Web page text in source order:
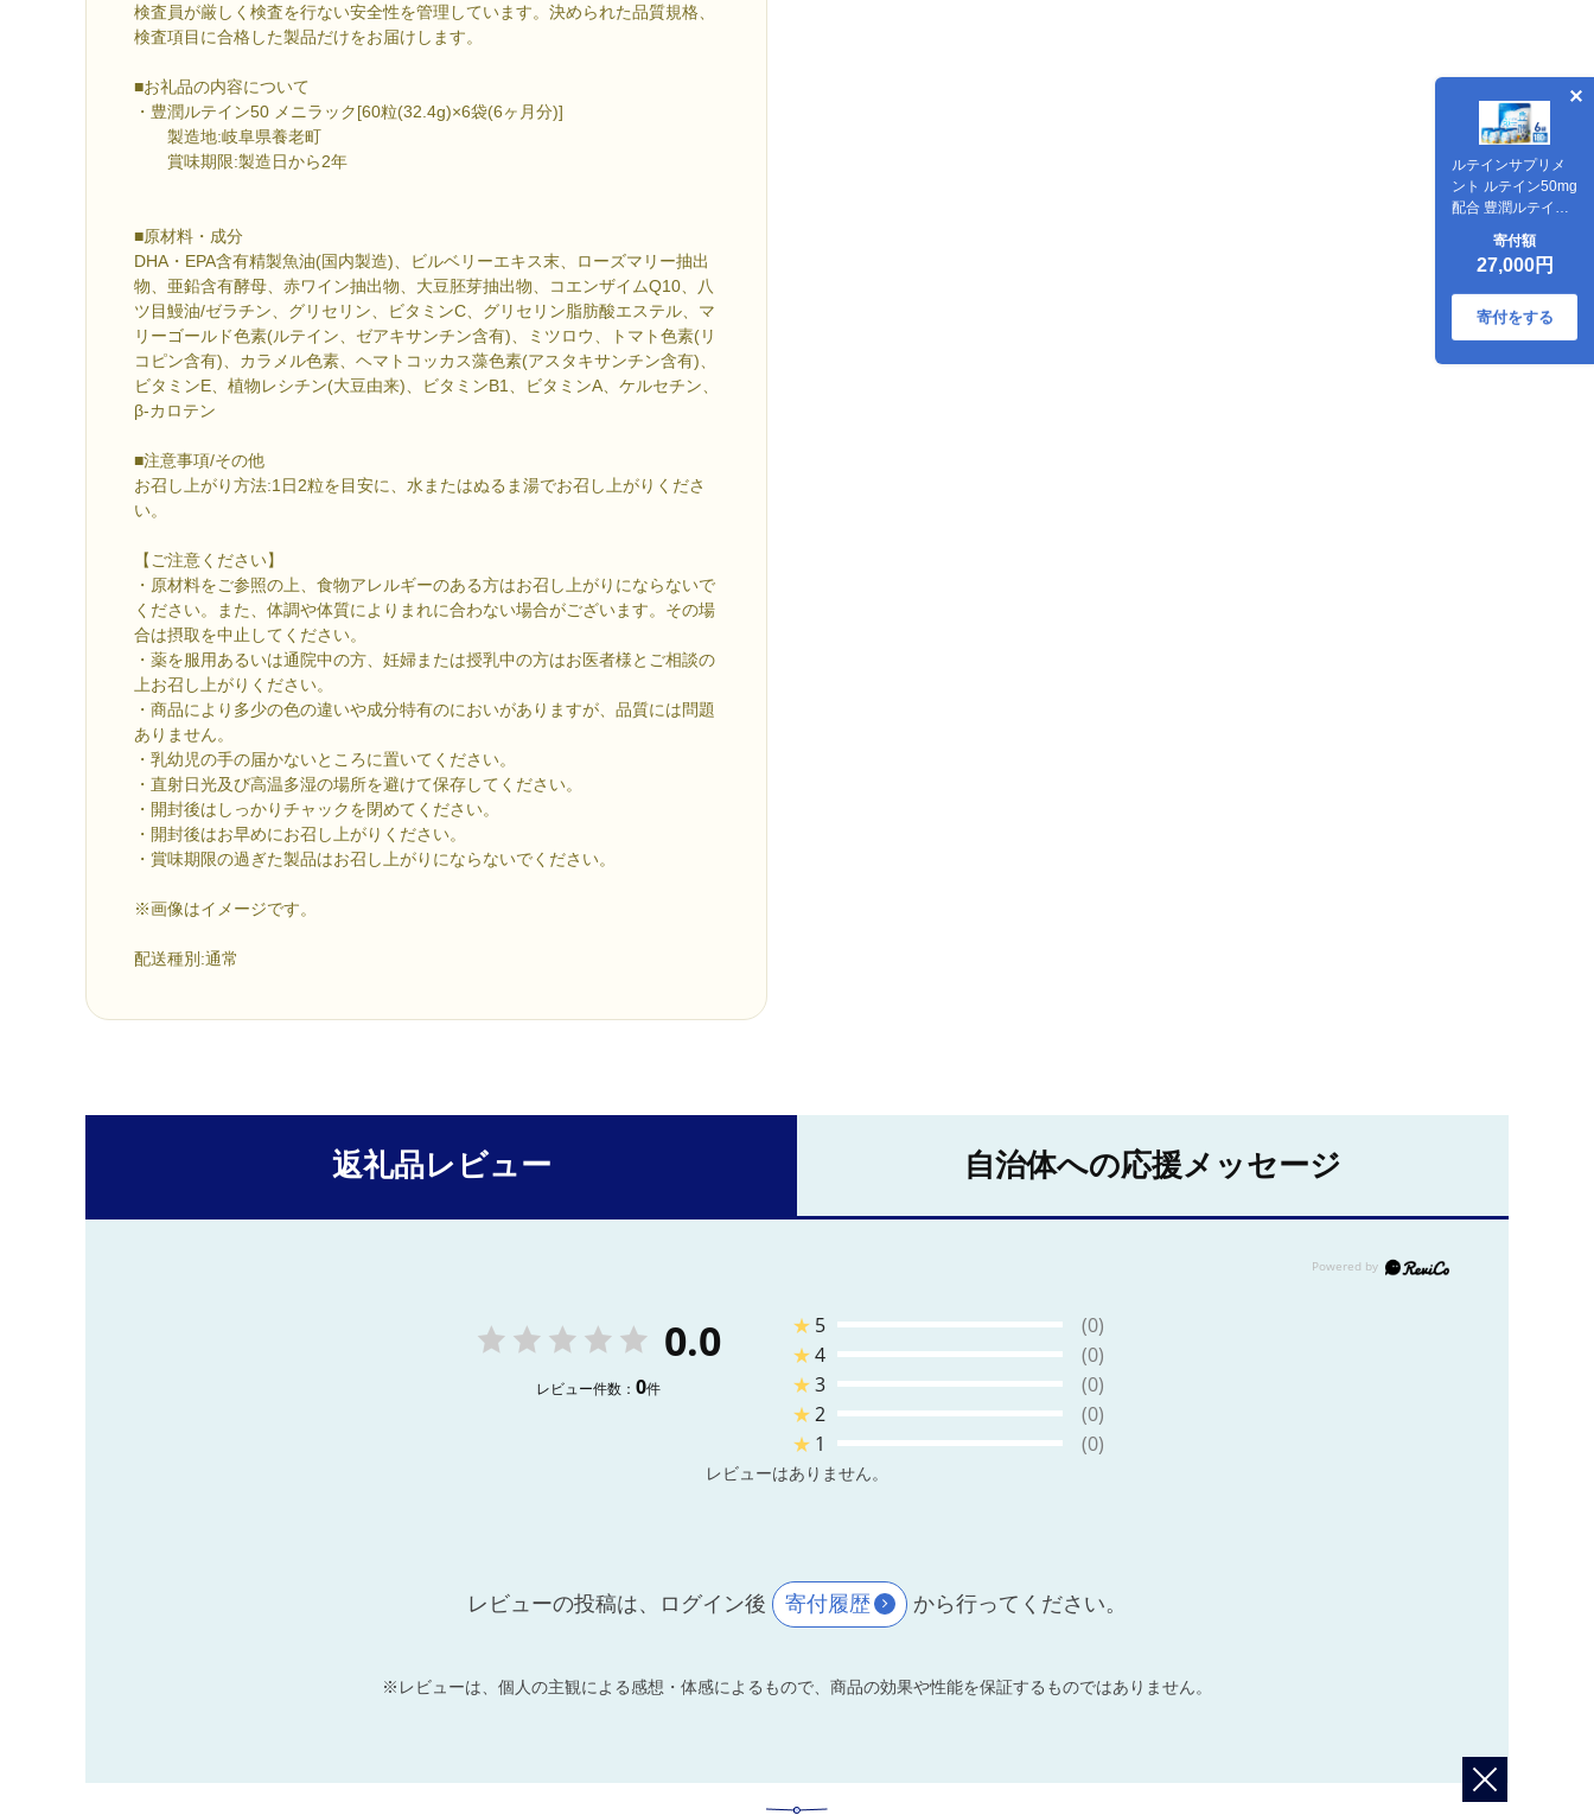
検査員が厳しく検査を行ない安全性を管理しています。決められた品質規格、
検査項目に合格した製品だけをお届けします。
■お礼品の内容について
・豊潤ルテイン50 メニラック[60粒(32.4g)×6袋(6ヶ月分)]
製造地:岐阜県養老町
賞味期限:製造日から2年
■原材料・成分
DHA・EPA含有精製魚油(国内製造)、ビルベリーエキス末、ローズマリー抽出
物、亜鉛含有酵母、赤ワイン抽出物、大豆胚芽抽出物、コエンザイムQ10、八
ツ目鰻油/ゼラチン、グリセリン、ビタミンC、グリセリン脂肪酸エステル、マ
リーゴールド色素(ルテイン、ゼアキサンチン含有)、ミツロウ、トマト色素(リ
コピン含有)、カラメル色素、ヘマトコッカス藻色素(アスタキサンチン含有)、
ビタミンE、植物レシチン(大豆由来)、ビタミンB1、ビタミンA、ケルセチン、
β-カロテン
■注意事項/その他
お召し上がり方法:1日2粒を目安に、水またはぬるま湯でお召し上がりくださ
い。
【ご注意ください】
・原材料をご参照の上、食物アレルギーのある方はお召し上がりにならないで
ください。また、体調や体質によりまれに合わない場合がございます。その場
合は摂取を中止してください。
・薬を服用あるいは通院中の方、妊婦または授乳中の方はお医者様とご相談の
上お召し上がりください。
・商品により多少の色の違いや成分特有のにおいがありますが、品質には問題
ありません。
・乳幼児の手の届かないところに置いてください。
・直射日光及び高温多湿の場所を避けて保存してください。
・開封後はしっかりチャックを閉めてください。
・開封後はお早めにお召し上がりください。
・賞味期限の過ぎた製品はお召し上がりにならないでください。
※画像はイメージです。
配送種別:通常
ルテインサプリメ
ント ルテイン50mg
配合 豊潤ルテイン
50 メニラック 6袋
(6ヶ月分)
寄付額
27,000円
寄付をする
返礼品レビュー 自治体への応援メッセージ
0.0
レビュー件数： 0件
★ 5
(0)
★4
(0)
★3
(0)
★2
(0)
★ 1 (0)
レビューはありません。
レビューの投稿は、ログイン後 寄付履歴 から行ってください。
※レビューは、個人の主観による感想・体感によるもので、商品の効果や性能を保証するものではありません。